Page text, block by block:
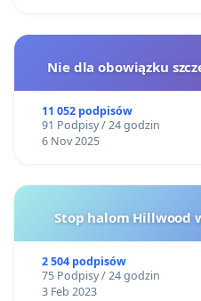
Nie dla obowiązku
11 052 podpisów
91 Podpisy / 24 godzin
6 Nov 2025
Stop halom Hillwood
2 504 podpisów
75 Podpisy / 24 godzin
3 Feb 2023